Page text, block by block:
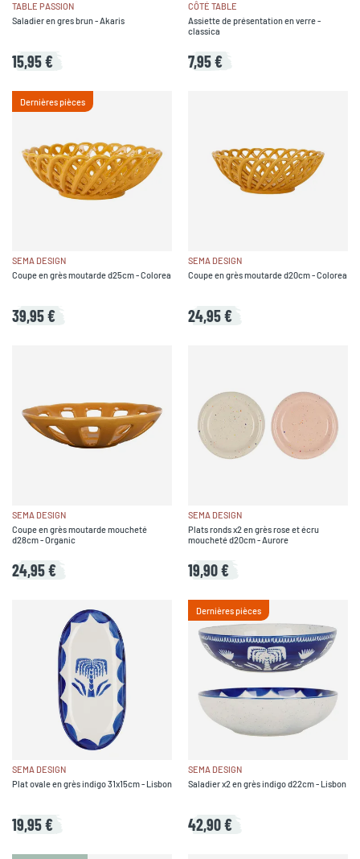
TABLE PASSION
Saladier en gres brun - Akaris
15,95 €
CÔTÉ TABLE
Assiette de présentation en verre -
classica
7,95 €
Dernières pièces
SEMA DESIGN
Coupe en grès moutarde d25cm - Colorea
39,95 €
SEMA DESIGN
Coupe en grès moutarde d20cm - Colorea
24,95 €
SEMA DESIGN
Coupe en grès moutarde moucheté
d28cm - Organic
24,95 €
SEMA DESIGN
Plats ronds x2 en grès rose et écru
moucheté d20cm - Aurore
19,90 €
SEMA DESIGN
Plat ovale en grès indigo 31x15cm - Lisbon
19,95 €
Dernières pièces
SEMA DESIGN
Saladier x2 en grès indigo d22cm - Lisbon
42,90 €